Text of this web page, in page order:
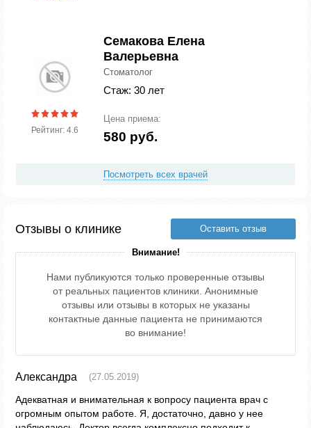
Рейтинг: 4.6
Семакова Елена
Валерьевна
Стоматолог
Стаж: 30 лет
Цена приема:
580 руб.
Посмотреть всех врачей
Отзывы о клинике Оставить отзыв
Внимание!
Нами публикуются только проверенные отзывы
от реальных пациентов клиники. Анонимные
отзывы или отзывы в которых не указаны
контактные данные пациента не принимаются
во внимание!
Александра (27.05.2019)
Адекватная и внимательная к вопросу пациента врач с
огромным опытом работе. Я, достаточно, давно у нее